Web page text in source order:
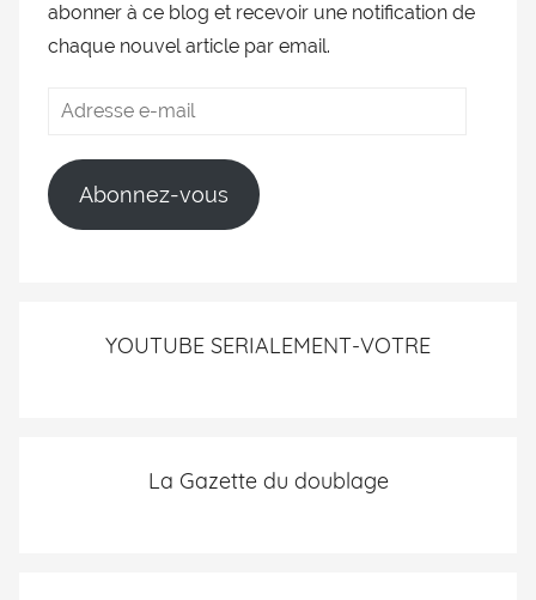
abonner à ce blog et recevoir une notification de
chaque nouvel article par email.
Abonnez-vous
YOUTUBE SERIALEMENT-VOTRE
La Gazette du doublage